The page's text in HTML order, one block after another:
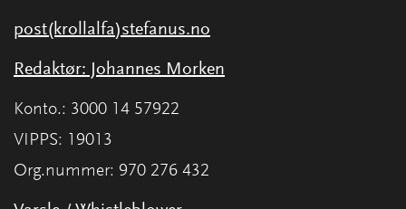
post(krollalfa)stefanus.no
Redaktør: Johannes Morken
Konto.: 3000 14 57922
VIPPS: 19013
Org.nummer: 970 276 432